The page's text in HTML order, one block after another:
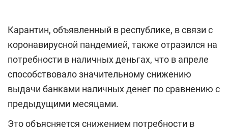
Карантин, объявленный в республике, в связи с
коронавирусной пандемией, также отразился на
потребности в наличных деньгах, что в апреле
способствовало значительному снижению
выдачи банками наличных денег по сравнению с
предыдущими месяцами.
Это объясняется снижением потребности в